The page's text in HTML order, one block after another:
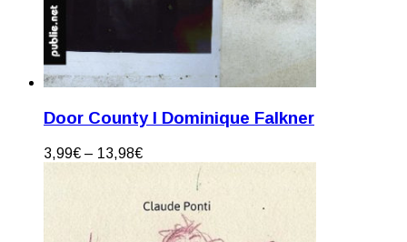
Door County I Dominique Falkner
3,99€ – 13,98€